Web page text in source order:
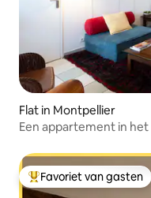
Flat in Montpellier
Een appartement in
Topfavoriet van gasten
Favoriet van gasten